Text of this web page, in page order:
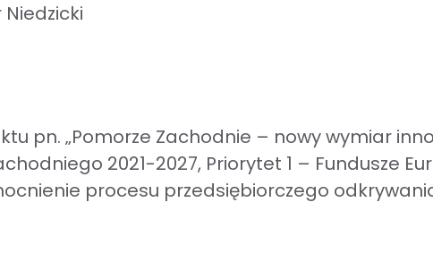
pn. „Pomorze Zachodnie – nowy wymiar
2021-2027, Priorytet 1 – Fundusze
procesu przedsiębiorczego